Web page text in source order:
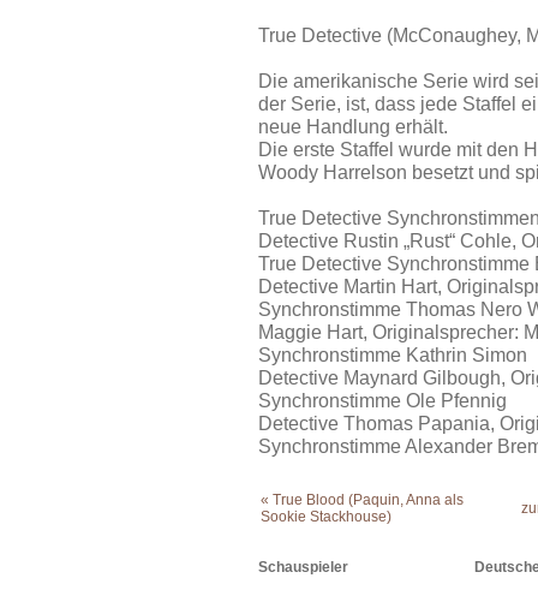
True Detective (McConaughey,
Die amerikanische Serie wird
der Serie, ist, dass jede Staffel
neue Handlung erhält.
Die erste Staffel wurde mit den
Woody Harrelson besetzt und
True Detective
Detective Rustin „Rust“ Cohle,
True Detective Synchronstimme
Detective Martin Hart,
Synchronstimme Thomas Nero
Maggie Hart, Originalsprecher:
Synchronstimme Kathrin Simon
Detective Maynard Gilbough,
Synchronstimme Ole Pfennig
Detective Thomas Papania,
Synchronstimme Alexander
« True Blood (Paquin, Anna als
Sookie Stackhouse)
Schauspieler